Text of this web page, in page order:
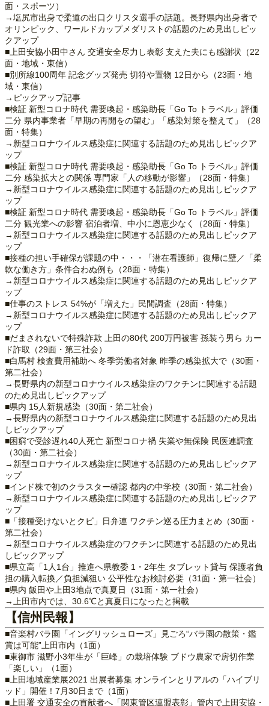
面・スポーツ）
→塩尻市出身で柔道の出口クリスタ選手の話題。長野県内出身者で
オリンピック、ワールドカップメダリストの話題のため見出しピッ
クアップ
■上田安協小田中さん 交通安全尽力し表彰 支えた夫にも感謝状（22
面・地域・東信）
■別所線100周年 記念グッズ発売 切符や置物 12日から（23面・地
域・東信）
→ピックアップ記事
■検証 新型コロナ時代 需要喚起・感染助長「Go To トラベル」評価
二分 県内事業者「早期の再開をの望む」「感染対策を整えて」（28
面・特集）
→新型コロナウイルス感染症に関連する話題のため見出しピックア
ップ
■検証 新型コロナ時代 需要喚起・感染助長「Go To トラベル」評価
二分 感染拡大との関係 専門家「人の移動が影響」（28面・特集）
→新型コロナウイルス感染症に関連する話題のため見出しピックア
ップ
■検証 新型コロナ時代 需要喚起・感染助長「Go To トラベル」評価
二分 観光業への影響 宿泊者増、中小に恩恵少なく（28面・特集）
→新型コロナウイルス感染症に関連する話題のため見出しピックア
ップ
■接種の担い手確保が課題の中・・・「潜在看護師」復帰に壁／「柔
軟な働き方」条件合わぬ例も（28面・特集）
→新型コロナウイルス感染症に関連する話題のため見出しピックア
ップ
■仕事のストレス 54%が「増えた」民間調査（28面・特集）
→新型コロナウイルス感染症に関連する話題のため見出しピックア
ップ
■だまされないで特殊詐欺 上田の80代 200万円被害 孫装う男ら カー
ド詐取（29面・第三社会）
■白馬村 検査費用補助へ 冬季労働者対象 昨季の感染拡大で（30面・
第二社会）
→長野県内の新型コロナウイルス感染症のワクチンに関連する話題
のため見出しピックアップ
■県内 15人新規感染（30面・第二社会）
→長野県内の新型コロナウイルス感染症に関連する話題のため見出
しピックアップ
■困窮で受診遅れ40人死亡 新型コロナ禍 失業や無保険 民医連調査
（30面・第二社会）
→新型コロナウイルス感染症に関連する話題のため見出しピックア
ップ
■インド株で初のクラスター確認 都内の中学校（30面・第二社会）
→新型コロナウイルス感染症に関連する話題のため見出しピックア
ップ
■「接種受けないとクビ」日弁連 ワクチン巡る圧力まとめ（30面・
第二社会）
→新型コロナウイルス感染症のワクチンに関連する話題のため見出
しピックアップ
■県立高「1人1台」推進へ県教委 1・2年生 タブレット貸与 保護者負
担の購入転換／負担減狙い 公平性なお検討必要（31面・第一社会）
■県内 飯田や上田3地点で真夏日（31面・第一社会）
→上田市内では、30.6℃と真夏日になったと掲載
【信州民報】
■音楽村バラ園「イングリッシュローズ」見ごろ“バラ園の散策・鑑
賞は可能”上田市内（1面）
■東御市 滋野小3年生が「巨峰」の栽培体験 ブドウ農家で房切作業
「楽しい」（1面）
■上田地域産業展2021 出展者募集 オンラインとリアルの「ハイブリ
ッド」開催！7月30日まで（1面）
■上田署 交通安全の貢献者へ「関東管区連盟表彰」管内で上田安協・